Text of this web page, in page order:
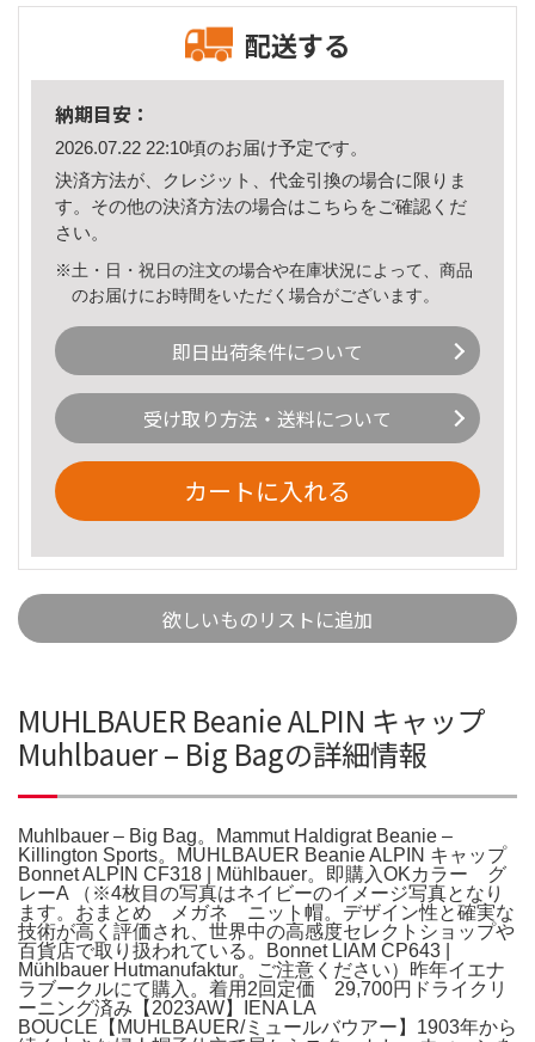
配送する
納期目安：
2026.07.22 22:10頃のお届け予定です。
決済方法が、クレジット、代金引換の場合に限りま
す。その他の決済方法の場合はこちら をご確認くだ
さい。
※土・日・祝日の注文の場合や在庫状況によって、商品
のお届けにお時間をいただく場合がございます。
即日出荷条件について
受け取り方法・送料について
カートに入れる
欲しいものリストに追加
MUHLBAUER Beanie ALPIN キャップ
Muhlbauer – Big Bagの詳細情報
Muhlbauer – Big Bag。Mammut Haldigrat Beanie –
Killington Sports。MUHLBAUER Beanie ALPIN キャップ
Bonnet ALPIN CF318 | Mühlbauer。即購入OKカラー グ
レーA （※4枚目の写真はネイビーのイメージ写真となり
ます。おまとめ メガネ ニット帽。デザイン性と確実な
技術が高く評価され、世界中の高感度セレクトショップや
百貨店で取り扱われている。Bonnet LIAM CP643 |
Mühlbauer Hutmanufaktur。ご注意ください）昨年イエナ
ラブークルにて購入。着用2回定価 29,700円ドライクリ
ーニング済み【2023AW】IENA LA
BOUCLE【MUHLBAUER/ミュールバウアー】1903年から